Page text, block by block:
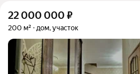
22 000 000 ₽
200 м² дом, участок